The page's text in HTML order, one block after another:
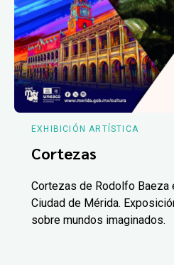
EXHIBICIÓN ARTÍSTICA
Cortezas
Cortezas de Rodolfo Baeza
Ciudad de Mérida.
sobre mundos imaginados.